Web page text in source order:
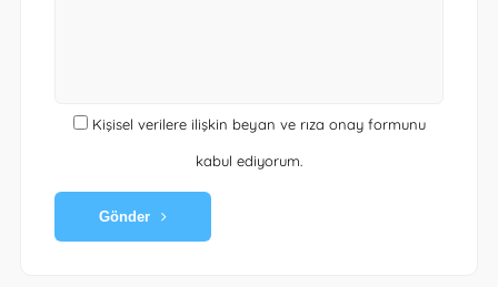
Kişisel verilere ilişkin beyan ve rıza onay formunu
kabul ediyorum.
Gönder